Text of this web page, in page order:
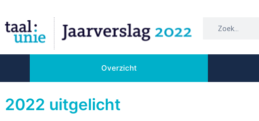
Overzicht
2022 uitgelicht